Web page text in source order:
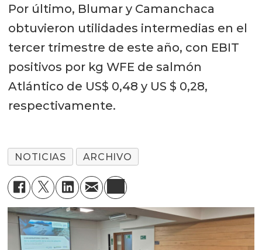
Por último, Blumar y Camanchaca
obtuvieron utilidades intermedias en el
tercer trimestre de este año, con EBIT
positivos por kg WFE de salmón
Atlántico de US$ 0,48 y US $ 0,28,
respectivamente.
NOTICIAS ARCHIVO